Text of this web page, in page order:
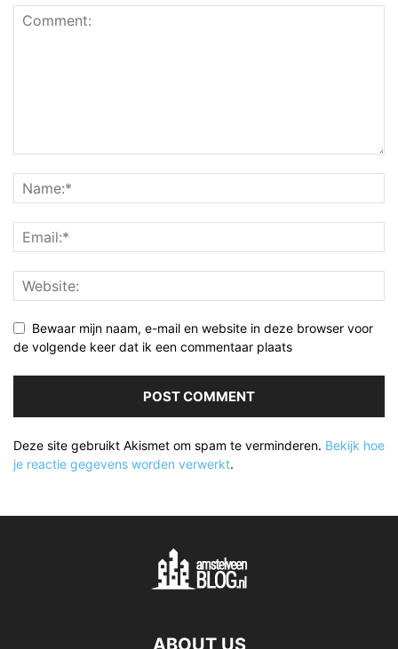
Bewaar mijn naam, e-mail en website in deze browser voor
de volgende keer dat ik een commentaar plaats
Deze site gebruikt Akismet om spam te verminderen. Bekijk hoe
je reactie gegevens worden verwerkt.
ABOUT US